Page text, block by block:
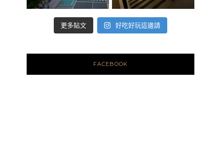
更多貼文 好吃好玩這邊請
FACEBOOK